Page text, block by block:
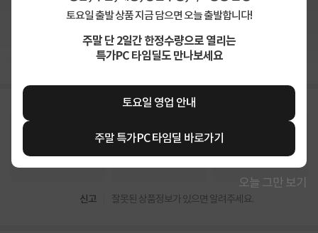
토요일 출발 상품 지금 담으면 오늘 출발합니다!
주말 단 2일간 한정수량으로 열리는
특가PC 타임딜도 만나보세요
토요일 영업 안내
주말 특가PC 타임딜 바로가기
오늘 그만 보기
상세정보 펼쳐보기
신고 잘못된 상품정보가 있으면 알려주세요.